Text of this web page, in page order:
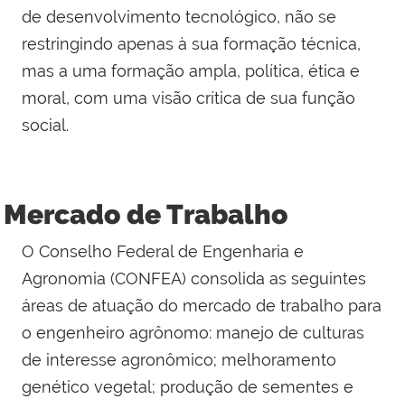
de desenvolvimento tecnológico, não se
restringindo apenas à sua formação técnica,
mas a uma formação ampla, política, ética e
moral, com uma visão crítica de sua função
social.
Mercado de Trabalho
O Conselho Federal de Engenharia e
Agronomia (CONFEA) consolida as seguintes
áreas de atuação do mercado de trabalho para
o engenheiro agrônomo: manejo de culturas
de interesse agronômico; melhoramento
genético vegetal; produção de sementes e